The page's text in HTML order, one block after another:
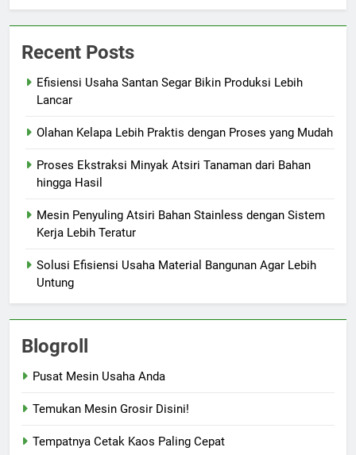
Recent Posts
Efisiensi Usaha Santan Segar Bikin Produksi Lebih
Lancar
Olahan Kelapa Lebih Praktis dengan Proses yang Mudah
Proses Ekstraksi Minyak Atsiri Tanaman dari Bahan
hingga Hasil
Mesin Penyuling Atsiri Bahan Stainless dengan Sistem
Kerja Lebih Teratur
Solusi Efisiensi Usaha Material Bangunan Agar Lebih
Untung
Blogroll
Pusat Mesin Usaha Anda
Temukan Mesin Grosir Disini!
Tempatnya Cetak Kaos Paling Cepat